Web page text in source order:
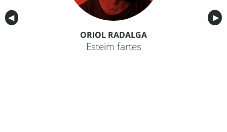
Anterior
◀︎ ▶︎
ORIOL RADALGA
Esteim fartes